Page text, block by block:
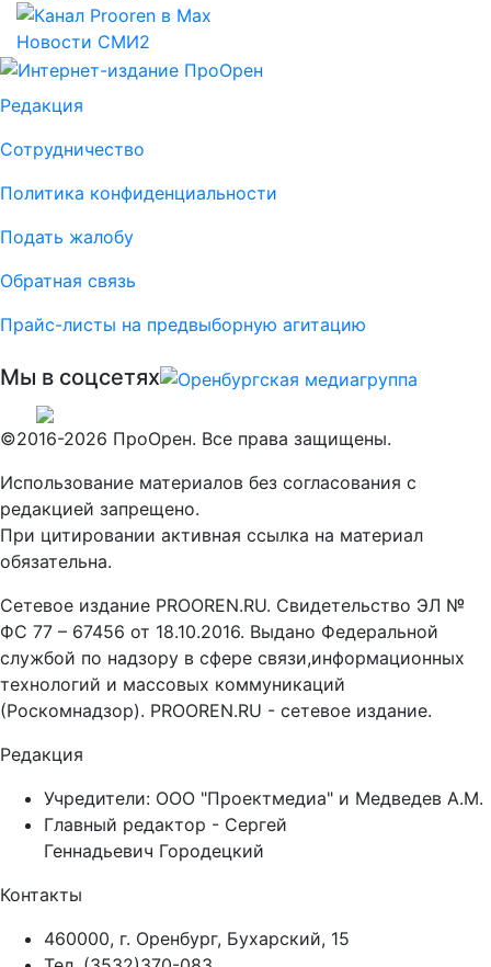
Новости СМИ2
Редакция
Сотрудничество
Политика конфиденциальности
Подать жалобу
Обратная связь
Прайс-листы на предвыборную агитацию
Мы в соцсетях
©2016-2026 ПроОрен. Все права защищены.
Использование материалов без согласования с
редакцией запрещено.
При цитировании активная ссылка на материал
обязательна.
Сетевое издание PROOREN.RU. Свидетельство ЭЛ №
ФС 77 – 67456 от 18.10.2016. Выдано Федеральной
службой по надзору в сфере связи,информационных
технологий и массовых коммуникаций
(Роскомнадзор). PROOREN.RU - сетевое издание.
Редакция
Учредители: ООО "Проектмедиа" и Медведев А.М.
Главный редактор - Сергей
Геннадьевич Городецкий
Контакты
460000, г. Оренбург, Бухарский, 15